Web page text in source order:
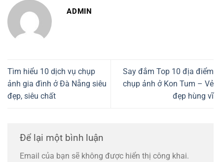
ADMIN
Tìm hiểu 10 dịch vụ chụp
ảnh gia đình ở Đà Nẵng siêu
đẹp, siêu chất
Say đắm Top 10 địa điểm
chụp ảnh ở Kon Tum – Vẻ
đẹp hùng vĩ
Để lại một bình luận
Email của bạn sẽ không được hiển thị công khai.